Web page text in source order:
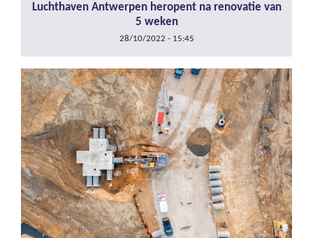
Luchthaven Antwerpen heropent na renovatie van
5 weken
28/10/2022 - 15:45